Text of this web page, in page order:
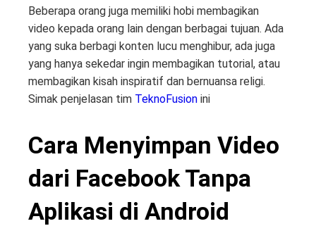
Beberapa orang juga memiliki hobi membagikan
video kepada orang lain dengan berbagai tujuan. Ada
yang suka berbagi konten lucu menghibur, ada juga
yang hanya sekedar ingin membagikan tutorial, atau
membagikan kisah inspiratif dan bernuansa religi.
Simak penjelasan tim TeknoFusion ini
Cara Menyimpan Video
dari Facebook Tanpa
Aplikasi di Android